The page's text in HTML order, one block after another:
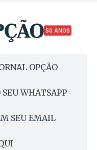
50 ANOS
OPÇÃO
WHATSAPP
SEU EMAIL